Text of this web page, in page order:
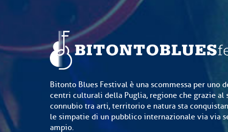
Bitonto Blues Festival è una scommessa per uno
centri culturali della Puglia, regione che grazie al
connubio tra arti, territorio e natura sta
le simpatie di un pubblico internazionale via via
ampio.